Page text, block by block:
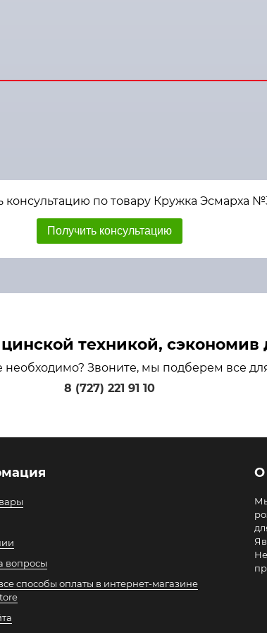
консультацию по товару Кружка Эсмарха
Получить консультацию
техникой, сэкономив
Звоните, мы подберем все
8 (727) 221 91 10
вопросы
способы оплаты в интернет-магазине
О